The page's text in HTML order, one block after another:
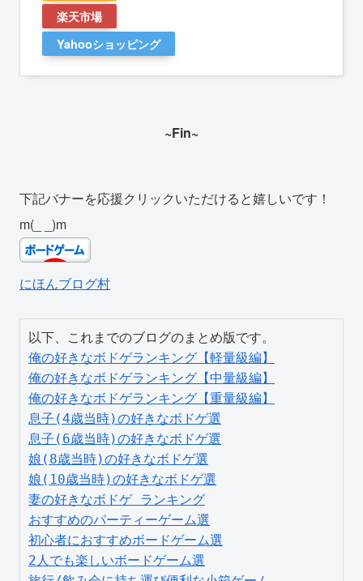
楽天市場
Yahooショッピング
~Fin~
下記バナーを応援クリックいただけると嬉しいです！
m(_ _)m
にほんブログ村
俺の好きなボドゲランキング【軽量級編】
俺の好きなボドゲランキング【中量級編】
俺の好きなボドゲランキング【重量級編】
息子(4歳当時)の好きなボドゲ選
息子(6歳当時)の好きなボドゲ選
娘(8歳当時)の好きなボドゲ選
娘(10歳当時)の好きなボドゲ選
妻の好きなボドゲ ランキング
おすすめのパーティーゲーム選
初心者におすすめボードゲーム選
2人でも楽しいボードゲーム選